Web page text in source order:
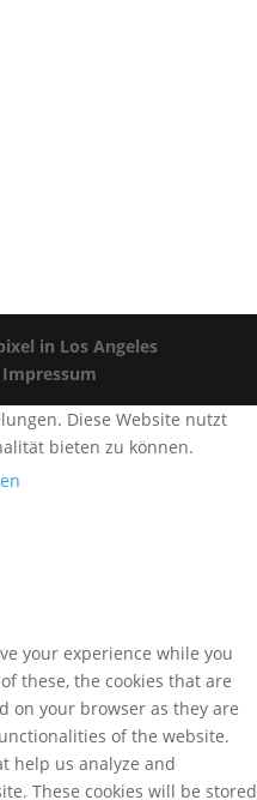
in Los Angeles
Impressum
Diese Website nutzt
bieten zu können.
your experience while you
these, the cookies that are
on your browser as they are
of the website.
help us analyze and
These cookies will be stored